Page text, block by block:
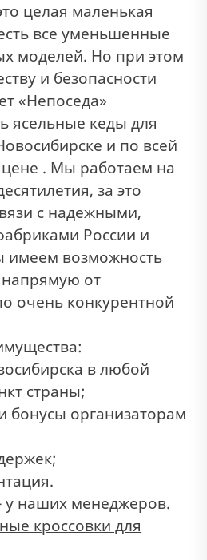
целая маленькая
все уменьшенные
моделей. Но при этом
и безопасности
«Непоседа»
ясельные кеды для
и по всей
. Мы работаем на
за это
с надежными,
России и
имеем возможность
напрямую от
очень конкурентной
в любой
страны;
бонусы организаторам
у наших менеджеров.
кроссовки для